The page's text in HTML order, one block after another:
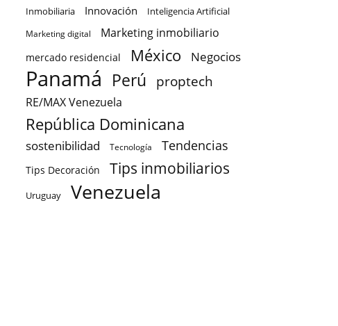
Inmobiliaria Innovación Inteligencia Artificial
Marketing digital Marketing inmobiliario
mercado residencial México Negocios
Panamá Perú proptech
RE/MAX Venezuela
República Dominicana
sostenibilidad Tecnología Tendencias
Tips Decoración Tips inmobiliarios
Uruguay Venezuela